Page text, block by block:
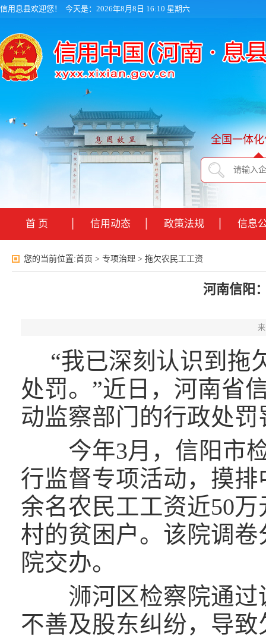
信用息县欢迎您！ 今天是：2026年8月8日 16:10 星期六
全国一体
首 页 信用动态 政策法规 信息
您的当前位置:首页 > 专项治理 > 拖欠农民工工资
河南信阳
“我已深刻认识到拖
处罚。”近日，河南省
动监察部门的行政处
今年3月，信阳市检
行监督专项活动，摸
余名农民工工资近50
村的贫困户。该院调
院交办。
浉河区检察院通过
不善及股东纠纷，导